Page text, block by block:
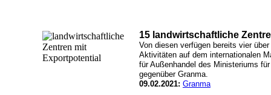
15 landwirtschaftliche
Von diesen verfügen bereits vier
Aktivitäten auf dem internationalen
für Außenhandel des Ministeriums
gegenüber Granma.
09.02.2021: Granma